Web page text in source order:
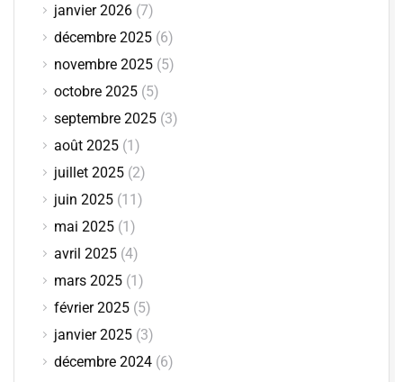
janvier 2026 (7)
décembre 2025 (6)
novembre 2025 (5)
octobre 2025 (5)
septembre 2025 (3)
août 2025 (1)
juillet 2025 (2)
juin 2025 (11)
mai 2025 (1)
avril 2025 (4)
mars 2025 (1)
février 2025 (5)
janvier 2025 (3)
décembre 2024 (6)